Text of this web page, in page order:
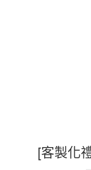
[客製化